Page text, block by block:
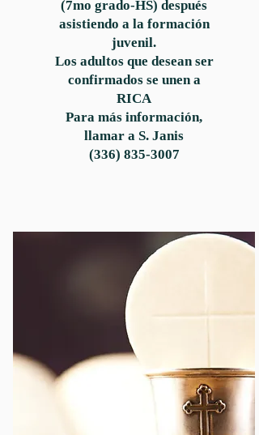
(7mo grado-HS) después
asistiendo a la formación
juvenil.
Los adultos que desean ser
confirmados se unen a
RICA
Para más información,
llamar a S. Janis
(336) 835-3007